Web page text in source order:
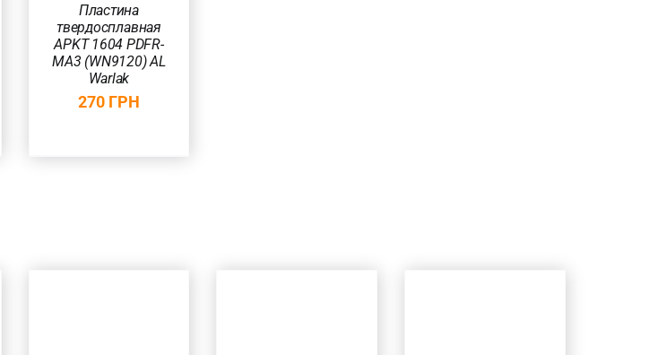
Пластина
твердосплавная
APKT 1604 PDFR-
MA3 (WN9120) AL
Warlak
270 ГРН